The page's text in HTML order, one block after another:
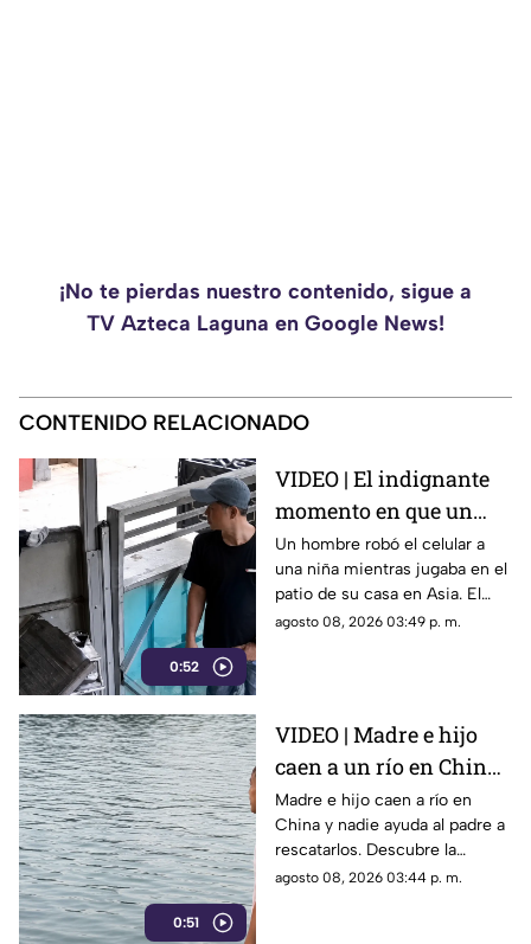
¡No te pierdas nuestro contenido, sigue a
TV Azteca Laguna en Google News!
CONTENIDO RELACIONADO
0:52
VIDEO | El indignante
momento en que un
hombre roba el celular
a una niña en su propia
casa
Un hombre robó el celular a
una niña mientras jugaba en el
patio de su casa en Asia. El
video viral muestra cómo
agosto 08, 2026 03:49 p. m.
0:51
VIDEO | Madre e hijo
caen a un río en China
y nadie los ayuda por
esta indignante razón
Madre e hijo caen a río en
China y nadie ayuda al padre a
rescatarlos. Descubre la
polémica ley que castiga a los
agosto 08, 2026 03:44 p. m.